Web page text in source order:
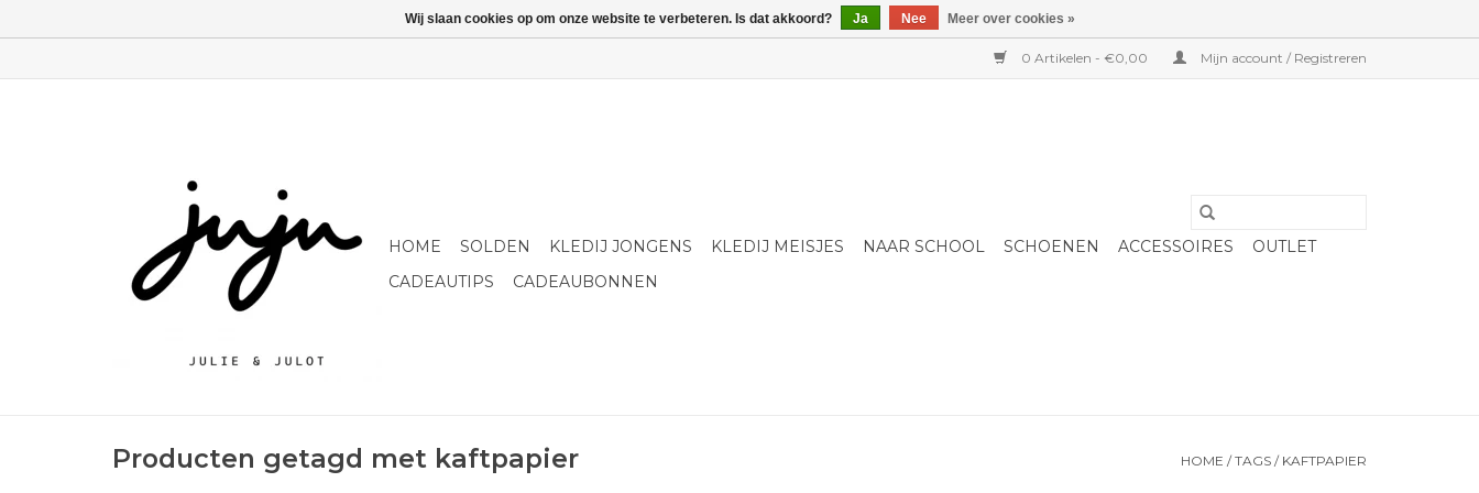
0 Artikelen - €0,00 Mijn account / Registreren
HOME SOLDEN KLEDIJ JONGENS KLEDIJ MEISJES NAAR SCHOOL SCHOENEN ACCESSOIRES
OUTLET
CADEAUTIPS
CADEAUBONNEN
Producten getagd met kaftpapier HOME /TAGS / KAFTPAPIER
Wij slaan cookies op om onze website te verbeteren. Is dat akkoord? Ja Nee Meer over cookies »